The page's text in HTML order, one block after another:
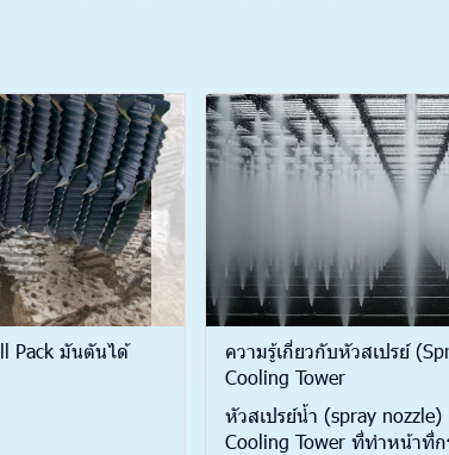
Pack มันตันได้
ความรู้เกี่ยวกับหัวสเปรย์
Cooling Tower
หัวสเปรย์น้ำ (spray
Cooling Tower ที่ทำหน้าที่ก